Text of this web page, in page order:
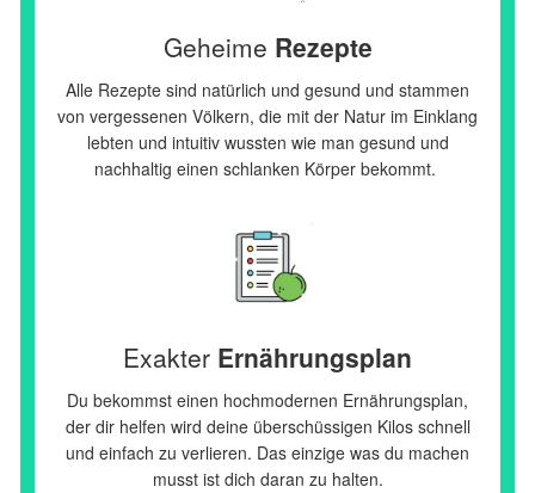
Geheime Rezepte
Alle Rezepte sind natürlich und gesund und stammen
von vergessenen Völkern, die mit der Natur im Einklang
lebten und intuitiv wussten wie man gesund und
nachhaltig einen schlanken Körper bekommt.
Exakter Ernährungsplan
Du bekommst einen hochmodernen Ernährungsplan,
der dir helfen wird deine überschüssigen Kilos schnell
und einfach zu verlieren. Das einzige was du machen
musst ist dich daran zu halten.